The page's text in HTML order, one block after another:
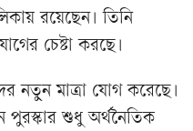
রয়েছেন। তিনি
চেষ্টা করছে।
নতুন মাত্রা যোগ করেছে।
শুধু অর্থনৈতিক